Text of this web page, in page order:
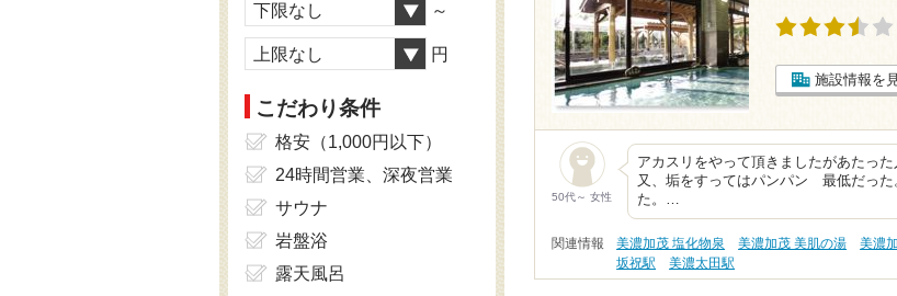
施設情報を
50代～ 女性
アカスリをやって頂きましたがあたっ
又、垢をすってはパンパン 最低だった
た。…
関連情報 美濃加茂 塩化物泉 美濃加茂 美肌の湯 美濃
坂祝駅
美濃太田駅
下限なし ～
上限なし 円
こだわり条件
格安（1,000円以下）
24時間営業、深夜営業
サウナ
岩盤浴
露天風呂